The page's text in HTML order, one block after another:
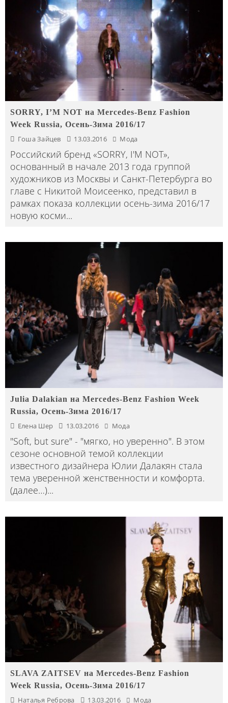
SORRY, I’M NOT на Mercedes-Benz Fashion
Week Russia, Осень-Зима 2016/17
Гоша Зайцев 13.03.2016 Мода
Российский бренд «SORRY, I'M NOT»,
основанный в начале 2013 года группой
художников из Москвы и Санкт-Петербурга во
главе с Никитой Моисеенко, представил в
рамках показа коллекции осень-зима 2016/17
новую косми...
Julia Dalakian на Mercedes-Benz Fashion Week
Russia, Осень-Зима 2016/17
Елена Шер 13.03.2016 Мода
"Soft, but sure" - "мягко, но уверенно". В этом
сезоне основной темой коллекции
известного дизайнера Юлии Далакян стала
тема уверенной женственности и комфорта.
(далее…)...
SLAVA ZAITSEV на Mercedes-Benz Fashion
Week Russia, Осень-Зима 2016/17
Наталья Реброва 13.03.2016 Мода